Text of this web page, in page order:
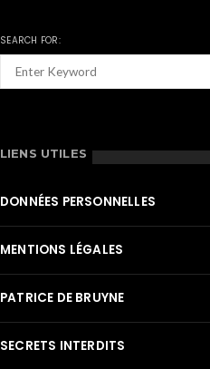
SEARCH FOR:
LIENS UTILES
DONNÉES PERSONNELLES
MENTIONS LÉGALES
PATRICE DE BRUYNE
SECRETS INTERDITS